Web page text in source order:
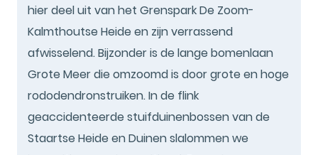
hier deel uit van het Grenspark De Zoom-
Kalmthoutse Heide en zijn verrassend
afwisselend. Bijzonder is de lange bomenlaan
Grote Meer die omzoomd is door grote en hoge
rododendronstruiken. In de flink
geaccidenteerde stuifduinenbossen van de
Staartse Heide en Duinen slalommen we